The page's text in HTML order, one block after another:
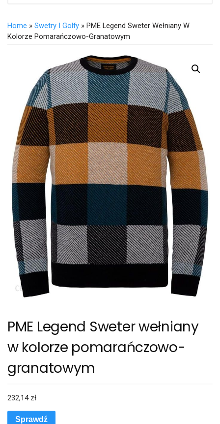
Home » Swetry I Golfy » PME Legend Sweter Wełniany W
Kolorze Pomarańczowo-Granatowym
PME Legend Sweter wełniany
w kolorze pomarańczowo-
granatowym
232,14 zł
Sprawdź